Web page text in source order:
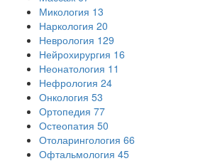
Микология 13
Наркология 20
Неврология 129
Нейрохирургия 16
Неонатология 11
Нефрология 24
Онкология 53
Ортопедия 77
Остеопатия 50
Отоларингология 66
Офтальмология 45